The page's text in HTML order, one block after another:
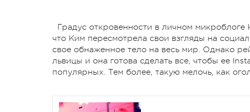
Градус откровенности в личном
что Ким пересмотрела свои взгляды на
свое обнаженное тело на весь мир. Однако
львицы и она готова сделать все, чтобы ее
популярных. Тем более, такую мелочь, как